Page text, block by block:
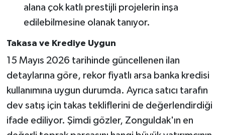
alana çok katlı prestijli projelerin inşa
edilebilmesine olanak tanıyor.
Takasa ve Krediye Uygun
15 Mayıs 2026 tarihinde güncellenen ilan
detaylarına göre, rekor fiyatlı arsa banka kredisi
kullanımına uygun durumda. Ayrıca satıcı tarafın
dev satış için takas tekliflerini de değerlendirdiği
ifade ediliyor. Şimdi gözler, Zonguldak'ın en